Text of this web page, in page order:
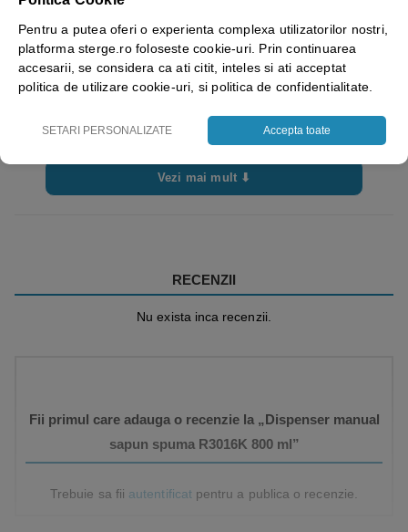
Vezi mai mult ⬇
RECENZII
Nu exista inca recenzii.
Fii primul care adauga o recenzie la „Dispenser manual
sapun spuma R3016K 800 ml”
Trebuie sa fii autentificatpentru a publica o recenzie.
Pentru a putea oferi o experienta complexa utilizatorilor nostri,
platforma sterge.ro foloseste cookie-uri. Prin continuarea
accesarii, se considera ca ati citit, inteles si ati acceptat
politica de utilizare cookie-uri, si politica de confidentialitate.
SETARI PERSONALIZATE Accepta toate